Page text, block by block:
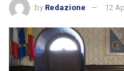
by Redazione 12